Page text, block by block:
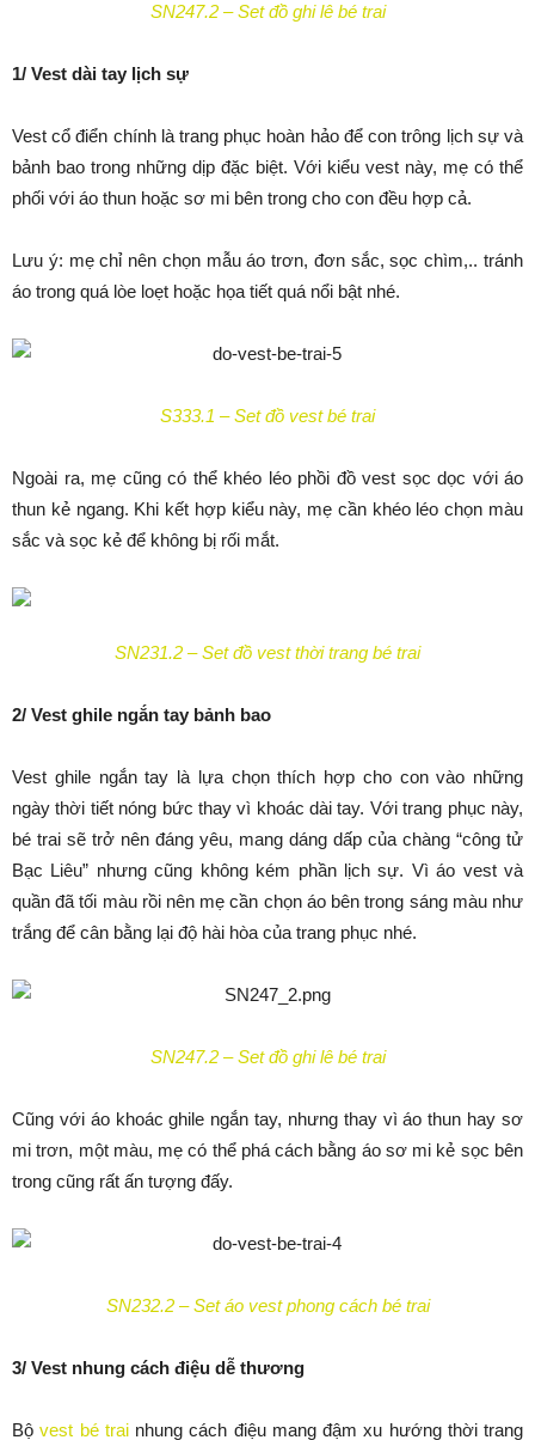
SN247.2 – Set đồ ghi lê bé trai
1/ Vest dài tay lịch sự
Vest cổ điển chính là trang phục hoàn hảo để con trông lịch sự và
bảnh bao trong những dịp đặc biệt. Với kiểu vest này, mẹ có thể
phối với áo thun hoặc sơ mi bên trong cho con đều hợp cả.
Lưu ý: mẹ chỉ nên chọn mẫu áo trơn, đơn sắc, sọc chìm,.. tránh
áo trong quá lòe loẹt hoặc họa tiết quá nổi bật nhé.
S333.1 – Set đồ vest bé trai
Ngoài ra, mẹ cũng có thể khéo léo phồi đồ vest sọc dọc với áo
thun kẻ ngang. Khi kết hợp kiểu này, mẹ cần khéo léo chọn màu
sắc và sọc kẻ để không bị rối mắt.
SN231.2 – Set đồ vest thời trang bé trai
2/ Vest ghile ngắn tay bảnh bao
Vest ghile ngắn tay là lựa chọn thích hợp cho con vào những
ngày thời tiết nóng bức thay vì khoác dài tay. Với trang phục này,
bé trai sẽ trở nên đáng yêu, mang dáng dấp của chàng “công tử
Bạc Liêu” nhưng cũng không kém phần lịch sự. Vì áo vest và
quần đã tối màu rồi nên mẹ cần chọn áo bên trong sáng màu như
trắng để cân bằng lại độ hài hòa của trang phục nhé.
SN247.2 – Set đồ ghi lê bé trai
Cũng với áo khoác ghile ngắn tay, nhưng thay vì áo thun hay sơ
mi trơn, một màu, mẹ có thể phá cách bằng áo sơ mi kẻ sọc bên
trong cũng rất ấn tượng đấy.
SN232.2 – Set áo vest phong cách bé trai
3/ Vest nhung cách điệu dễ thương
Bộvest bé trainhung cách điệu mang đậm xu hướng thời trang